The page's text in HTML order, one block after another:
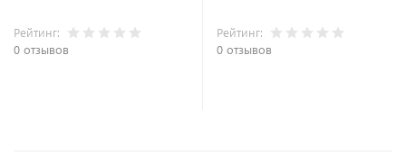
Рейтинг:
0 отзывов
Рейтинг:
0 отзывов